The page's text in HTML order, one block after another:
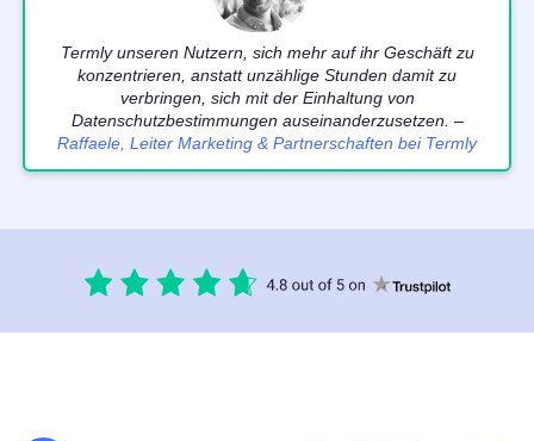
Termly unseren Nutzern, sich mehr auf ihr Geschäft zu
konzentrieren, anstatt unzählige Stunden damit zu
verbringen, sich mit der Einhaltung von
Datenschutzbestimmungen auseinanderzusetzen. –
Raffaele, Leiter Marketing & Partnerschaften bei Termly